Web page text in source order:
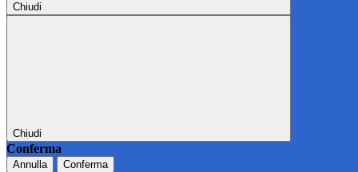
Chiudi
Chiudi
Conferma
Annulla Conferma